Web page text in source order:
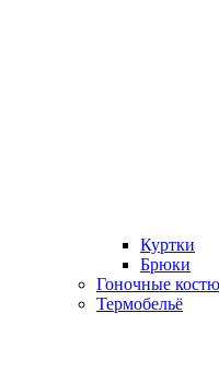
Куртки
Брюки
Гоночные
Термобельё